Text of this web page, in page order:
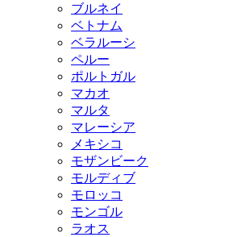
ブルネイ
ベトナム
ベラルーシ
ペルー
ポルトガル
マカオ
マルタ
マレーシア
メキシコ
モザンビーク
モルディブ
モロッコ
モンゴル
ラオス